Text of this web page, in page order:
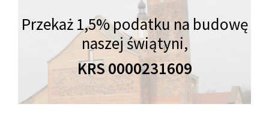
Przekaż 1,5% podatku na budowę
naszej świątyni,
KRS 0000231609